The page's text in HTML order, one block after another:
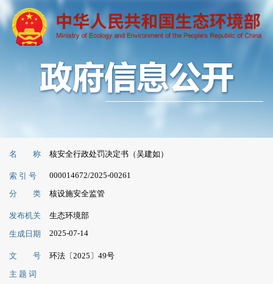
名 称 核安全行政处罚决定书（吴建如）
索 引 号 000014672/2025-00261
分 类 核设施安全监管
发布机关
生态环境部
生成日期
2025-07-14
文 号
环法〔2025〕49号
主 题 词